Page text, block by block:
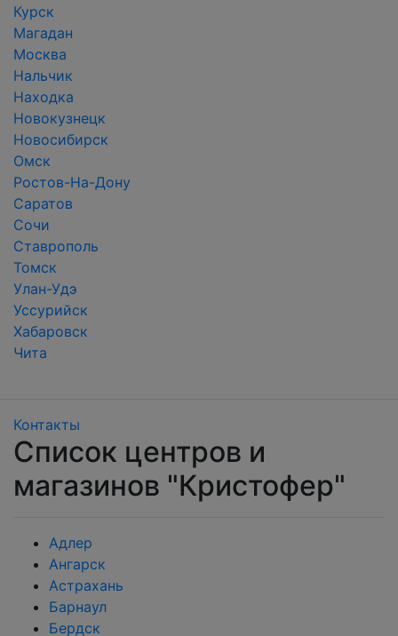
Курск
Магадан
Москва
Нальчик
Находка
Новокузнецк
Новосибирск
Омск
Ростов-На-Дону
Саратов
Сочи
Ставрополь
Томск
Улан-Удэ
Уссурийск
Хабаровск
Чита
Контакты
Список центров и
магазинов "Кристофер"
Адлер
Ангарск
Астрахань
Барнаул
Бердск